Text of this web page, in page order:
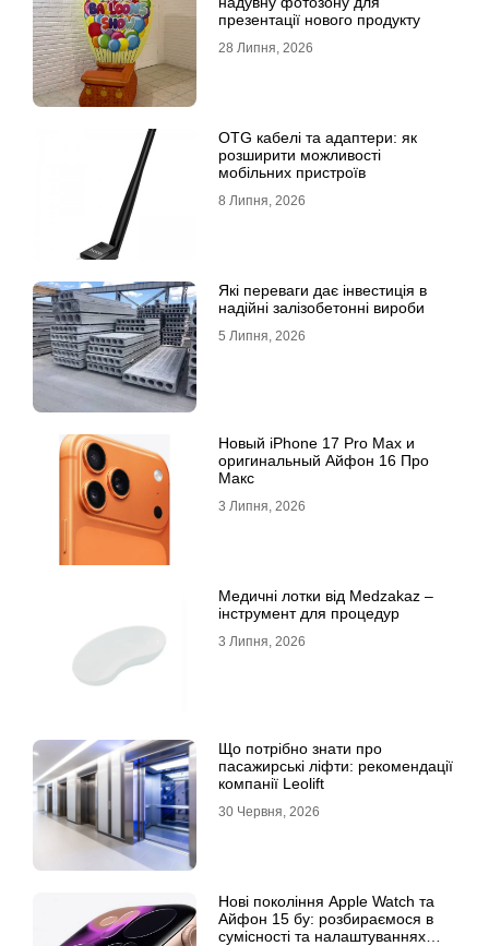
презентації нового продукту
28 Липня, 2026
OTG кабелі та адаптери: як
розширити можливості
мобільних пристроїв
8 Липня, 2026
Які переваги дає інвестиція в
надійні залізобетонні вироби
5 Липня, 2026
Новый iPhone 17 Pro Max и
оригинальный Айфон 16 Про
Макс
3 Липня, 2026
Медичні лотки від Medzakaz –
інструмент для процедур
3 Липня, 2026
Що потрібно знати про
пасажирські ліфти: рекомендації
компанії Leolift
30 Червня, 2026
Нові покоління Apple Watch та
Айфон 15 бу: розбираємося в
сумісності та налаштуваннях